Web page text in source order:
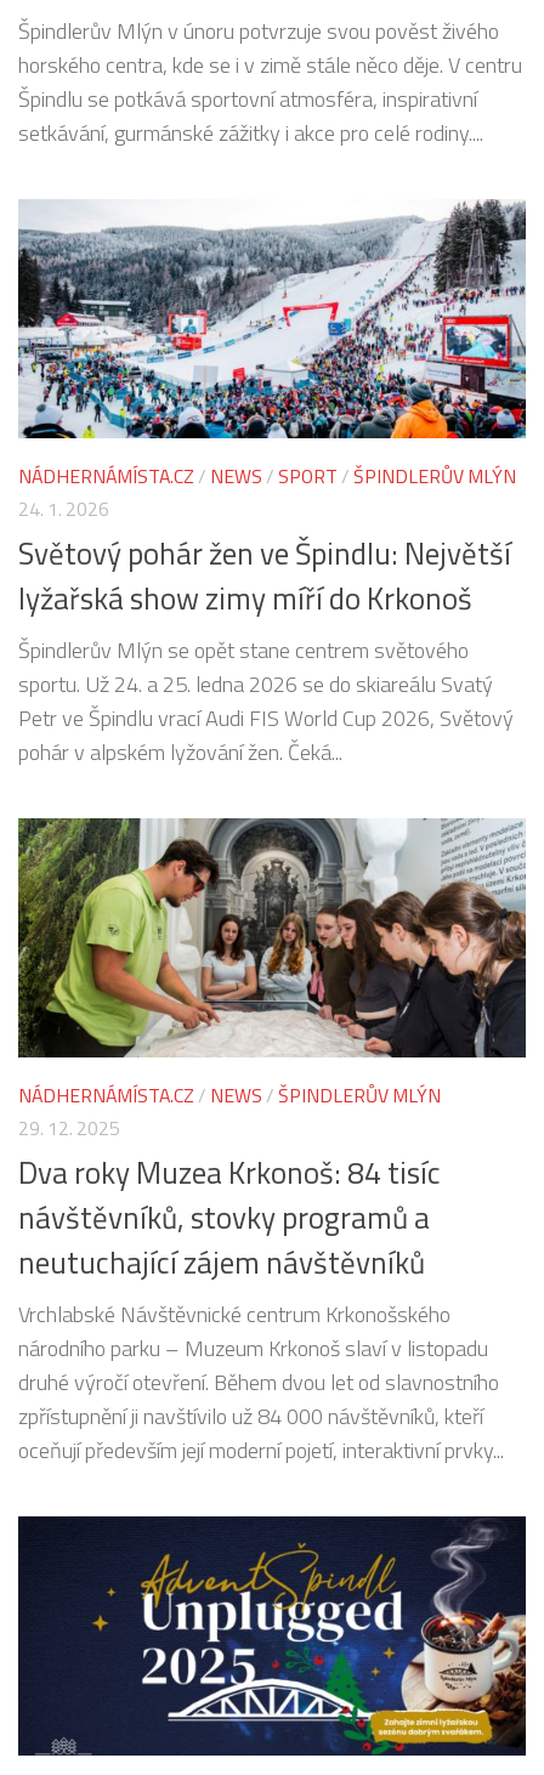
Špindlerův Mlýn v únoru potvrzuje svou pověst živého
horského centra, kde se i v zimě stále něco děje. V centru
Špindlu se potkává sportovní atmosféra, inspirativní
setkávání, gurmánské zážitky i akce pro celé rodiny....
NÁDHERNÁMÍSTA.CZ / NEWS /SPORT /ŠPINDLERŮV MLÝN
24. 1. 2026
Světový pohár žen ve Špindlu: Největší
lyžařská show zimy míří do Krkonoš
Špindlerův Mlýn se opět stane centrem světového
sportu. Už 24. a 25. ledna 2026 se do skiareálu Svatý
Petr ve Špindlu vrací Audi FIS World Cup 2026, Světový
pohár v alpském lyžování žen. Čeká...
NÁDHERNÁMÍSTA.CZ / NEWS /ŠPINDLERŮV MLÝN
29. 12. 2025
Dva roky Muzea Krkonoš: 84 tisíc
návštěvníků, stovky programů a
neutuchající zájem návštěvníků
Vrchlabské Návštěvnické centrum Krkonošského
národního parku – Muzeum Krkonoš slaví v listopadu
druhé výročí otevření. Během dvou let od slavnostního
zpřístupnění ji navštívilo už 84 000 návštěvníků, kteří
oceňují především její moderní pojetí, interaktivní prvky...